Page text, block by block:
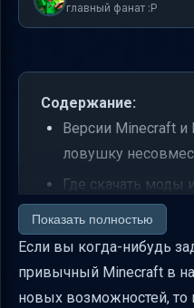
главный фанат :P
Содержание:
Версии Minecraft и
ловушку
Где скачать моды
вирусы
Установка Forge и
шаг за шагом
Как правильно
Показать полностью
Если вы когда-нибудь
привычный Minecraft в
новых возможностей, то